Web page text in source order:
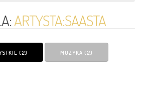
ARTYSTA:SAASTA
(2) MUZYKA (2)